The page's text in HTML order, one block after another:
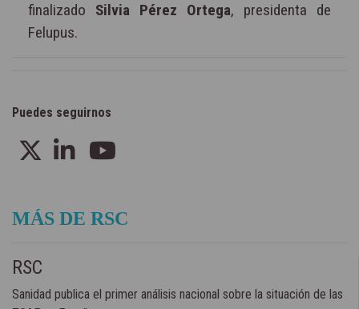
finalizado Silvia Pérez Ortega, presidenta de
Felupus.
Puedes seguirnos
MÁS DE RSC
RSC
Sanidad publica el primer análisis nacional sobre la situación de las